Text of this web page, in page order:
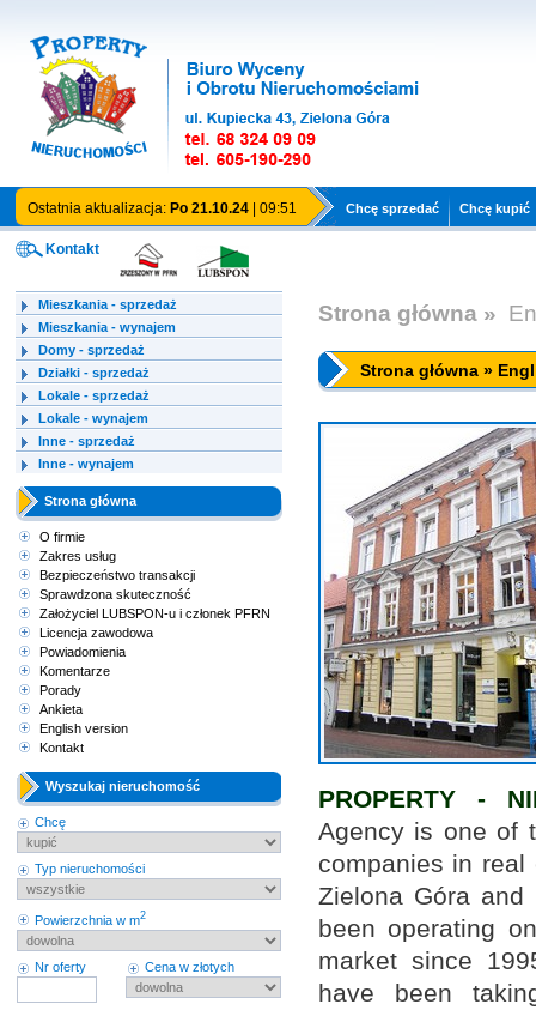
Kontakt
Mieszkania - sprzedaż
Mieszkania - wynajem
Domy - sprzedaż
Działki - sprzedaż
Lokale - sprzedaż
Lokale - wynajem
Inne - sprzedaż
Inne - wynajem
Strona główna
O firmie
Zakres usług
Bezpieczeństwo transakcji
Sprawdzona skuteczność
Założyciel LUBSPON-u i członek PFRN
Licencja zawodowa
Powiadomienia
Komentarze
Porady
Ankieta
English version
Kontakt
Wyszukaj nieruchomość
Chcę
Typ nieruchomości
Powierzchnia w m2
Nr oferty Cena w złotych
Strona główna »
Strona główna »
PROPERTY -
Agency is one of
companies in
Zielona Góra
been operating
market since
have been
Ostatnia aktualizacja: Po 21.10.24| 09:51 Chcę sprzedać Chcę kupić